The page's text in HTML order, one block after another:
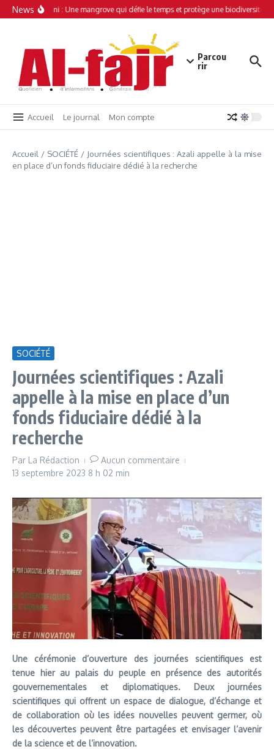
Aller au contenu
News
Simamboini : Une mangrove qui défie le temps et protège une biodiversité
Parcou
rir
Accueil Le journal Mon compte
Accueil / SOCIÉTÉ/ Journées scientifiques : Azali appelle à la mise
en place d’un fonds fiduciaire dédié à la recherche
SOCIÉTÉ
Journées scientifiques : Azali
appelle à la mise en place d’un
fonds fiduciaire dédié à la
recherche
Par La Rédaction
Aucun commentaire
13 septembre 2023 8 h 02 min
Une cérémonie d’ouverture des journées scientifiques est
tenue hier au palais du peuple en présence des autorités
gouvernementales et diplomatiques. Deux journées
scientifiques qui offrent un espace de dialogue, d’échange et
de collaboration où les idées nouvelles peuvent germer, où
les découvertes peuvent être partagées et envisager l’avenir
de la science et de l’innovation.